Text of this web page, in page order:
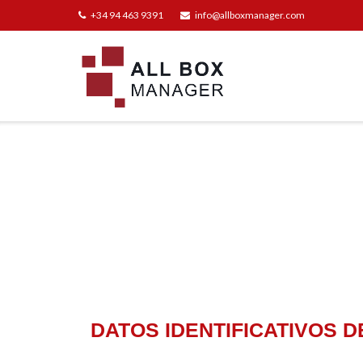
+34 94 463 9391 info@allboxmanager.com
DATOS IDENTIFICATIVOS